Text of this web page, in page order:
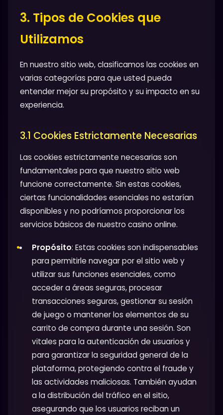
3. Tipos de Cookies que
Utilizamos
En nuestro sitio web, clasificamos las cookies en
varias categorías para que usted pueda
entender mejor su propósito y su impacto en su
experiencia.
3.1 Cookies Estrictamente Necesarias
Las cookies estrictamente necesarias son
fundamentales para que nuestro sitio web
funcione correctamente. Sin estas cookies,
ciertas funcionalidades esenciales no estarían
disponibles y no podríamos proporcionar los
servicios básicos de nuestro casino online.
Propósito: Estas cookies son indispensables
para permitirle navegar por el sitio web y
utilizar sus funciones esenciales, como
acceder a áreas seguras, procesar
transacciones seguras, gestionar su sesión
de juego o mantener los elementos de su
carrito de compra durante una sesión. Son
vitales para la autenticación de usuarios y
para garantizar la seguridad general de la
plataforma, protegiendo contra el fraude y
las actividades maliciosas. También ayudan
a la distribución del tráfico en el sitio,
asegurando que los usuarios reciban un